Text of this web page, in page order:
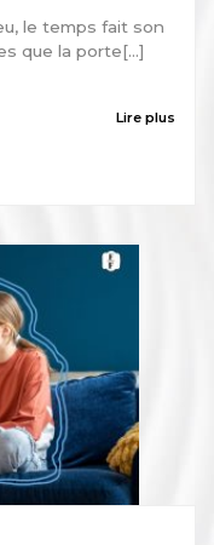
le temps fait son
que la porte[...]
Lire plus